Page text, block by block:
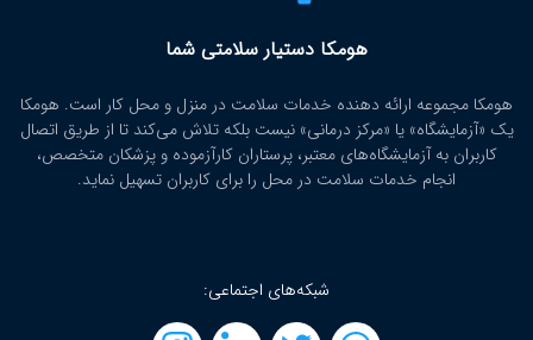
هومکا دستیار سلامتی شما
هومکا مجموعه ارائه‌ دهنده خدمات سلامت در منزل و محل کار است. هومکا
یک «آزمایشگاه» یا «مرکز درمانی» نیست بلکه تلاش می‌کند تا از طریق اتصال
کاربران به آزمایشگاه‌های معتبر، پرستاران کارآزموده و پزشکان متخصص،
انجام خدمات سلامت در محل را برای کاربران تسهیل نماید.
شبکه‌های اجتماعی: